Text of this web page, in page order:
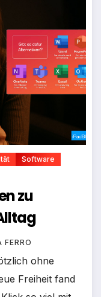
Software
zu
FERRO
ohne
Freiheit fand